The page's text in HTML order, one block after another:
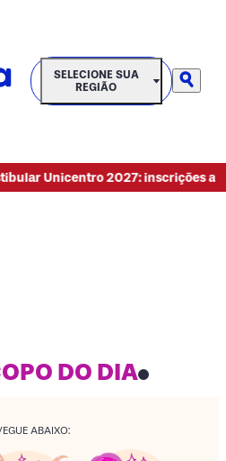
SELECIONE SUA REGIÃO
SELECIONE SUA
REGIÃO
Unicentro 2027: inscrições abertas
DO DIA
ABAIXO: